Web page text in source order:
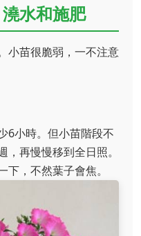
水和施肥
小苗很脆弱，一不注意
6小時。但小苗階段不
再慢慢移到全日照。
，不然葉子會焦。